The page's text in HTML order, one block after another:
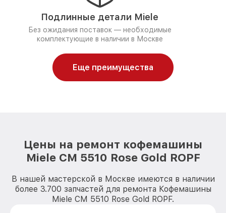
Подлинные детали Miele
Без ожидания поставок — необходимые
комплектующие в наличии в Москве
Еще преимущества
Цены на ремонт кофемашины
Miele CM 5510 Rose Gold ROPF
В нашей мастерской в Москве имеются в наличии
более 3.700 запчастей для ремонта Кофемашины
Miele CM 5510 Rose Gold ROPF.